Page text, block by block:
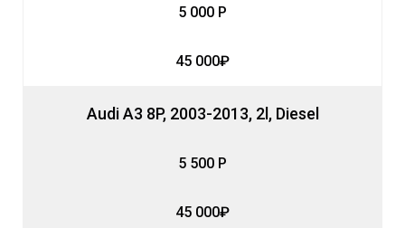
5 000 Р
45 000₽
Audi A3 8P, 2003-2013, 2l, Diesel
5 500 Р
45 000₽